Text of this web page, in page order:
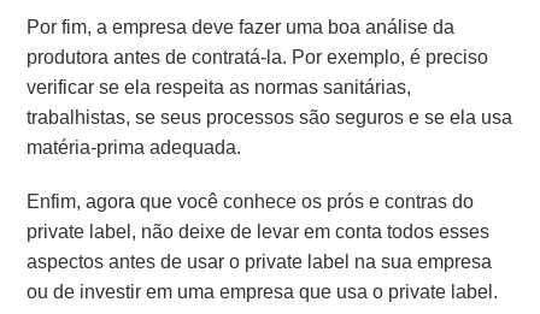
Por fim, a empresa deve fazer uma boa análise da
produtora antes de contratá-la. Por exemplo, é preciso
verificar se ela respeita as normas sanitárias,
trabalhistas, se seus processos são seguros e se ela usa
matéria-prima adequada.
Enfim, agora que você conhece os prós e contras do
private label, não deixe de levar em conta todos esses
aspectos antes de usar o private label na sua empresa
ou de investir em uma empresa que usa o private label.